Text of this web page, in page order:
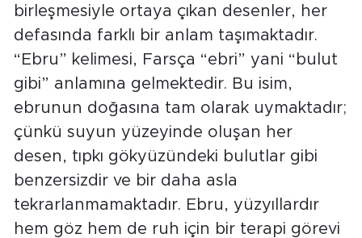
birleşmesiyle ortaya çıkan desenler, her
defasında farklı bir anlam taşımaktadır.
“Ebru” kelimesi, Farsça “ebri” yani “bulut
gibi” anlamına gelmektedir. Bu isim,
ebrunun doğasına tam olarak uymaktadır;
çünkü suyun yüzeyinde oluşan her
desen, tıpkı gökyüzündeki bulutlar gibi
benzersizdir ve bir daha asla
tekrarlanmamaktadır. Ebru, yüzyıllardır
hem göz hem de ruh için bir terapi görevi